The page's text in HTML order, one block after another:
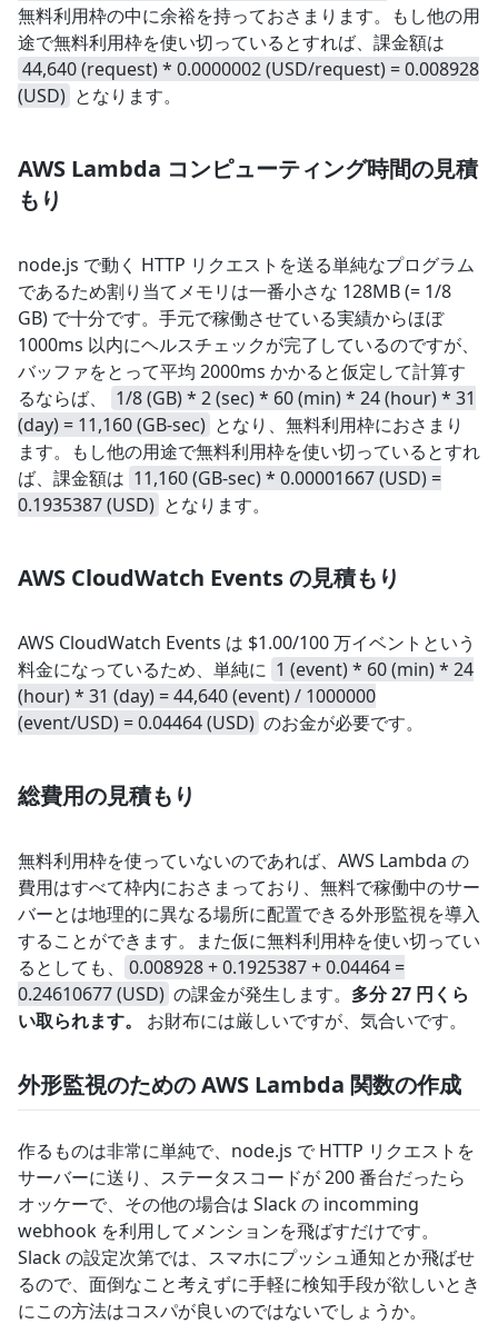
無料利用枠の中に余裕を持っておさまります。もし他の用
途で無料利用枠を使い切っているとすれば、課金額は
44,640 (request) * 0.0000002 (USD/request) = 0.008928
(USD) となります。
AWS Lambda コンピューティング時間の見積
もり
node.js で動く HTTP リクエストを送る単純なプログラム
であるため割り当てメモリは一番小さな 128MB (= 1/8
GB) で十分です。手元で稼働させている実績からほぼ
1000ms 以内にヘルスチェックが完了しているのですが、
バッファをとって平均 2000ms かかると仮定して計算す
るならば、
1/8 (GB) * 2 (sec) * 60 (min) * 24 (hour) * 31
(day) = 11,160 (GB-sec) となり、無料利用枠におさまり
ます。もし他の用途で無料利用枠を使い切っているとすれ
ば、課金額は 11,160 (GB-sec) * 0.00001667 (USD) =
0.1935387 (USD) となります。
AWS CloudWatch Events の見積もり
AWS CloudWatch Events は $1.00/100 万イベントという
料金になっているため、単純に 1 (event) * 60 (min) * 24
(hour) * 31 (day) = 44,640 (event) / 1000000
(event/USD) = 0.04464 (USD) のお金が必要です。
総費用の見積もり
無料利用枠を使っていないのであれば、AWS Lambda の
費用はすべて枠内におさまっており、無料で稼働中のサー
バーとは地理的に異なる場所に配置できる外形監視を導入
することができます。また仮に無料利用枠を使い切ってい
るとしても、
0.008928 + 0.1925387 + 0.04464 =
0.24610677 (USD) の課金が発生します。 多分 27 円くら
い取られます。
お財布には厳しいですが、気合いです。
外形監視のための AWS Lambda 関数の作成
作るものは非常に単純で、node.js で HTTP リクエストを
サーバーに送り、ステータスコードが 200 番台だったら
オッケーで、その他の場合は Slack の incomming
webhook を利用してメンションを飛ばすだけです。
Slack の設定次第では、スマホにプッシュ通知とか飛ばせ
るので、面倒なこと考えずに手軽に検知手段が欲しいとき
にこの方法はコスパが良いのではないでしょうか。